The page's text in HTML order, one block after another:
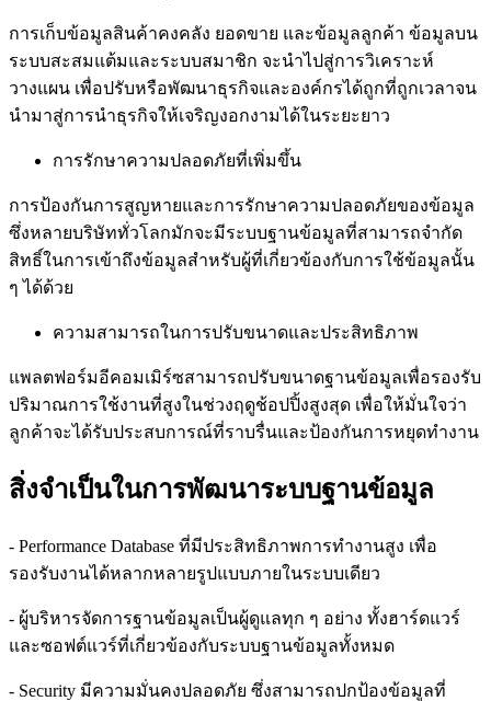
การเก็บข้อมูลสินค้าคงคลัง ยอดขาย และข้อมูลลูกค้า ข้อมูลบน
ระบบสะสมแต้มและระบบสมาชิก จะนำไปสู่การวิเคราะห์
วางแผน เพื่อปรับหรือพัฒนาธุรกิจและองค์กรได้ถูกที่ถูกเวลาจน
นำมาสู่การนำธุรกิจให้เจริญงอกงามได้ในระยะยาว
การรักษาความปลอดภัยที่เพิ่มขึ้น
การป้องกันการสูญหายและการรักษาความปลอดภัยของข้อมูล
ซึ่งหลายบริษัททั่วโลกมักจะมีระบบฐานข้อมูลที่สามารถจำกัด
สิทธิ์ในการเข้าถึงข้อมูลสำหรับผู้ที่เกี่ยวข้องกับการใช้ข้อมูลนั้น
ๆ ได้ด้วย
ความสามารถในการปรับขนาดและประสิทธิภาพ
แพลตฟอร์มอีคอมเมิร์ซสามารถปรับขนาดฐานข้อมูลเพื่อรองรับ
ปริมาณการใช้งานที่สูงในช่วงฤดูช้อปปิ้งสูงสุด เพื่อให้มั่นใจว่า
ลูกค้าจะได้รับประสบการณ์ที่ราบรื่นและป้องกันการหยุดทำงาน
สิ่งจำเป็นในการพัฒนาระบบฐานข้อมูล
- Performance Database ที่มีประสิทธิภาพการทำงานสูง เพื่อ
รองรับงานได้หลากหลายรูปแบบภายในระบบเดียว
- ผู้บริหารจัดการฐานข้อมูลเป็นผู้ดูแลทุก ๆ อย่าง ทั้งฮาร์ดแวร์
และซอฟต์แวร์ที่เกี่ยวข้องกับระบบฐานข้อมูลทั้งหมด
- Security มีความมั่นคงปลอดภัย ซึ่งสามารถปกป้องข้อมูลที่